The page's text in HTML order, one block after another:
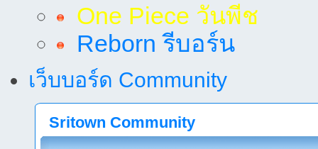
One Piece วันพีช
Reborn รีบอร์น
เว็บบอร์ด Community
Sritown Community